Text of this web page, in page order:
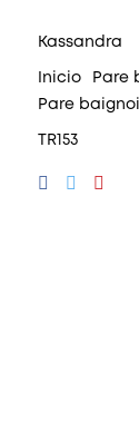
Kassandra
Inicio Pare
Pare
TR153